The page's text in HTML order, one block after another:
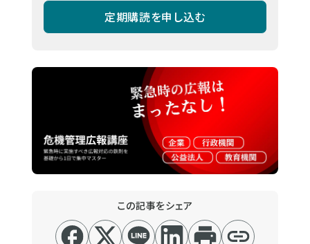
定期購読を申し込む
この記事をシェア